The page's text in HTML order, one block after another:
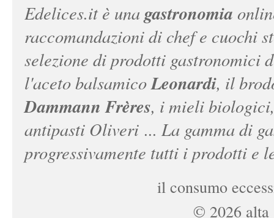
Edelices.itè una gastronomia
raccomandazioni di chef e cuochi
selezione di prodotti gastronomici
l'aceto balsamicoLeonardi, il
Dammann Frères, i mieli
antipasti Oliveri ... La gamma di
progressivamente tutti i prodotti e
il consumo
© 2026